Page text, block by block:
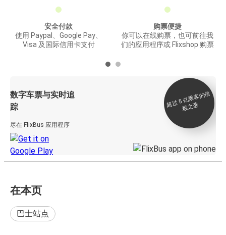
安全付款
使用 Paypal、Google Pay、
Visa 及国际信用卡支付
购票便捷
你可以在线购票，也可前往我
们的应用程序或 Flixshop 购票
数字车票与实时追
踪
尽在 FlixBus 应用程序
超
过 5
亿
乘
客
的
信
赖
之
选
在本页
巴士站点